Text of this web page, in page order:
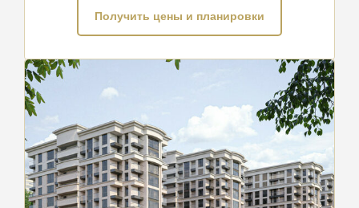
Получить цены и планировки